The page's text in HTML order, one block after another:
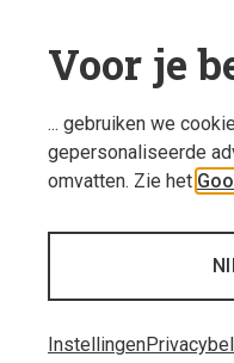
Voor je
... gebruiken we
gepersonaliseerde
omvatten. Zie het
Instellingen